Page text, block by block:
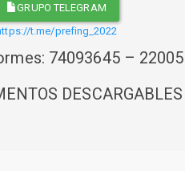
GRUPO TELEGRAM
t.me/prefing_2022
74093645 –
DESCARGABLES